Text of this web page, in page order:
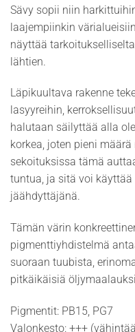
Sävy sopii niin
laajempiinkin
näyttää
lähtien.
Läpikuultava rakenne
lasyyreihin,
halutaan säilyttää alla
korkea, joten pieni
sekoituksissa tämä
tuntua, ja sitä voi
jäähdyttäjänä.
Tämän värin
pigmenttiyhdistelmä
suoraan tuubista,
pitkäikäisiä
Pigmentit: PB15, PG7
Valonkesto: +++